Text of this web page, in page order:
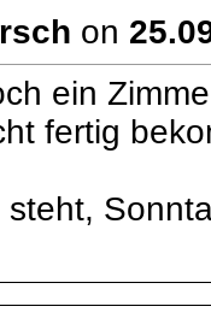
on
ein
fertig